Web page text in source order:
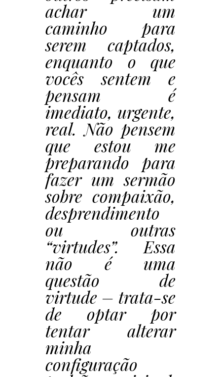
achar um
caminho para
serem captados,
enquanto o que
vocês sentem e
pensam é
imediato, urgente,
real. Não pensem
que estou me
preparando para
fazer um sermão
sobre compaixão,
desprendimento
ou outras
“virtudes”. Essa
não é uma
questão de
virtude – trata-se
de optar por
tentar alterar
minha
configuração